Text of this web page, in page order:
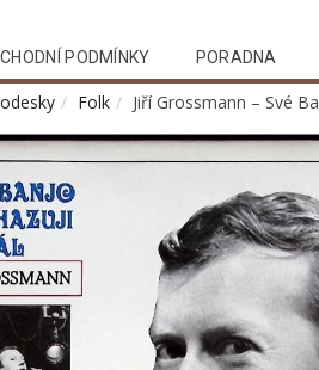
PODMÍNKY PORADNA
Folk Jiří Grossmann – Své